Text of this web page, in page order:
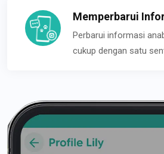
Memperbarui
Perbarui informasi
cukup dengan satu